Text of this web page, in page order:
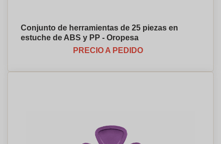
Conjunto de herramientas de 25 piezas en
estuche de ABS y PP - Oropesa
PRECIO A PEDIDO